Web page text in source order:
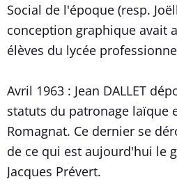
Social de l'époque (resp.
conception graphique avait
élèves du lycée
Avril 1963 : Jean DALLET
statuts du patronage laïque
Romagnat. Ce dernier se
de ce qui est aujourd'hui le
Jacques Prévert.